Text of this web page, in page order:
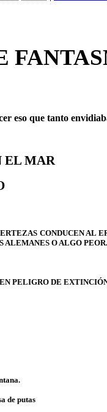
eso que tanto
EL MAR
CONDUCEN AL
ALEMANES O ALGO PEOR.
PELIGRO DE
de putas